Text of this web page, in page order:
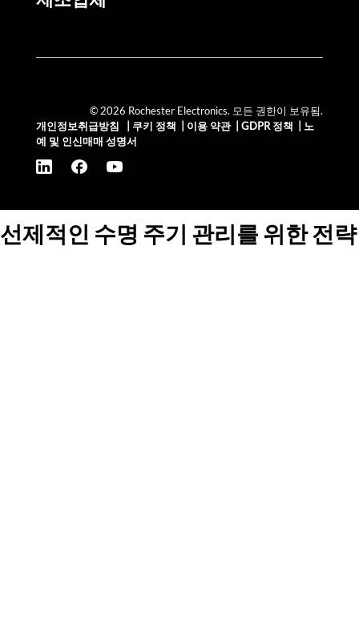
© 2026 Rochester Electronics. 모든 권한이 보유됨.
개인정보취급방침
쿠키 정책 이용 약관| GDPR 정책
노
예 및 인신매매 성명서
선제적인 수명 주기 관리를 위한 전략